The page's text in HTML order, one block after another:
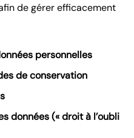
de gérer efficacement
personnelles
de conservation
données (« droit à l’oubli